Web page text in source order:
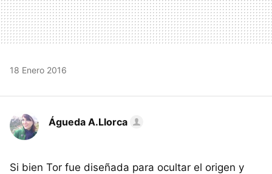
18 Enero 2016
Águeda A.Llorca
Si bien Tor fue diseñada para ocultar el origen y